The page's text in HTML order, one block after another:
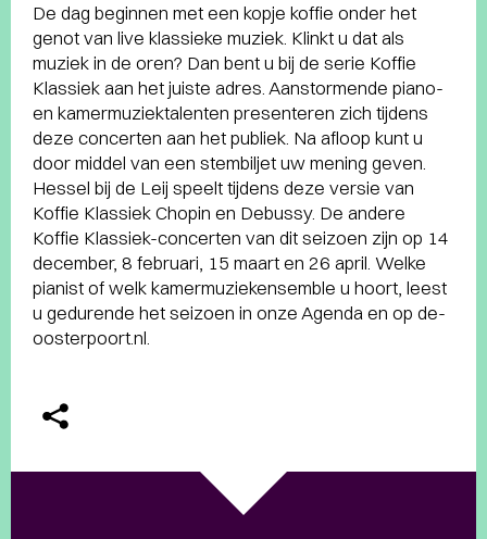
De dag beginnen met een kopje koffie onder het
genot van live klassieke muziek. Klinkt u dat als
muziek in de oren? Dan bent u bij de serie Koffie
Klassiek aan het juiste adres. Aanstormende piano-
en kamermuziektalenten presenteren zich tijdens
deze concerten aan het publiek. Na afloop kunt u
door middel van een stembiljet uw mening geven.
Hessel bij de Leij speelt tijdens deze versie van
Koffie Klassiek Chopin en Debussy. De andere
Koffie Klassiek-concerten van dit seizoen zijn op 14
december, 8 februari, 15 maart en 26 april. Welke
pianist of welk kamermuziekensemble u hoort, leest
u gedurende het seizoen in onze Agenda en op de-
oosterpoort.nl.